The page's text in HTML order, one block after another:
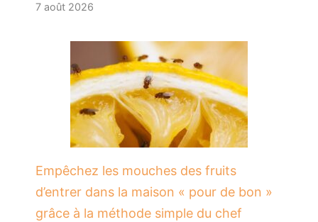
7 août 2026
​Empêchez les mouches des fruits
d’entrer dans la maison « pour de bon »
grâce à la méthode simple du chef